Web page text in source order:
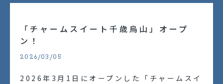
教育体制
キャリアアップ
Your Charm Life
「チャームスイート千歳烏山」オープ
ン！
2026/03/05
2026年3月1日にオープンした「チャームスイ